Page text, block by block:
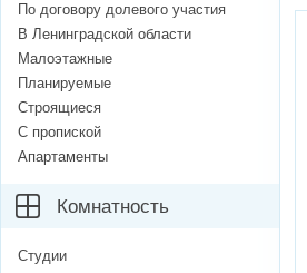
По договору долевого участия
В Ленинградской области
Малоэтажные
Планируемые
Строящиеся
С пропиской
Апартаменты
Комнатность
Студии